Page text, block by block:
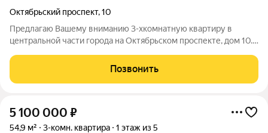
Октябрьский проспект,10
Предлагаю Вашему вниманию 3-хкомнатную квартиру в
центральной части города на Октябрьском проспекте, дом 10.
площадь 56,6 м2 + лоджия 3 м2: кухня 7 м2 и 3 комнаты
правильной формы 9, 13, 16
Позвонить
5 100 000 ₽
54,9 м² 3-комн. квартира 1 этаж из 5